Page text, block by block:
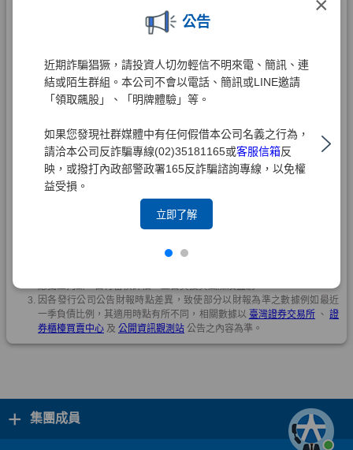
公告
近期詐騙猖獗，請投資人切勿輕信不明來電、簡訊、連
結或陌生群組。本公司不會以電話、簡訊或LINE邀請
「領取飆股」、「明牌體驗」等。
如果您發現社群媒體中有任何假借本公司名義之行為，
請洽本公司反詐騙專線(02)35181165或客服信箱反
映，或撥打內政部警政署165反詐騙諮詢專線，以免權
益受損。
立即了解
+ 集團成員